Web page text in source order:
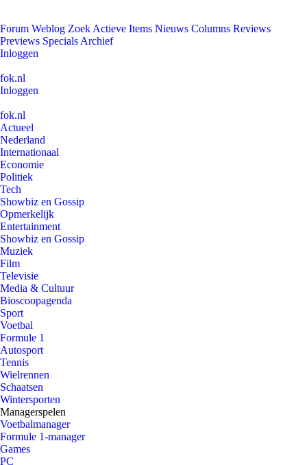
Forum Weblog Zoek Actieve Items Nieuws Columns Reviews
Previews Specials Archief
Inloggen
fok.nl
Inloggen
fok.nl
Actueel
Nederland
Internationaal
Economie
Politiek
Tech
Showbiz en Gossip
Opmerkelijk
Entertainment
Showbiz en Gossip
Muziek
Film
Televisie
Media & Cultuur
Bioscoopagenda
Sport
Voetbal
Formule 1
Autosport
Tennis
Wielrennen
Schaatsen
Wintersporten
Managerspelen
Voetbalmanager
Formule 1-manager
Games
PC